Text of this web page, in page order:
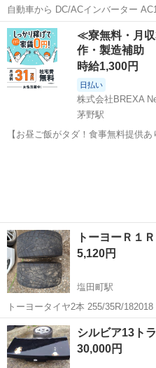
自動車から DC/ACインバーター AC100V and 5v USB 自動車から
AC100V and 5v USB DC/ACインバーター 5つの保護回路を搭載(低電
圧入力保護/高電圧入力保護/出力過
長野 長野市 その他 USB
≪寮無料・月
作・製造補助
時給1,300円
日払い
株式会社BREXA
茅野駅
【お昼ご飯がタダ！食事無料提供
トーヨーＲ１
5,120円
塩田町駅
トーヨータイヤ2本 255/35R/182018 1本ビードが傷あり エアー漏れ
はありませんでした。
長野 上田市 塩田町駅
シルビア13ト
30,000円